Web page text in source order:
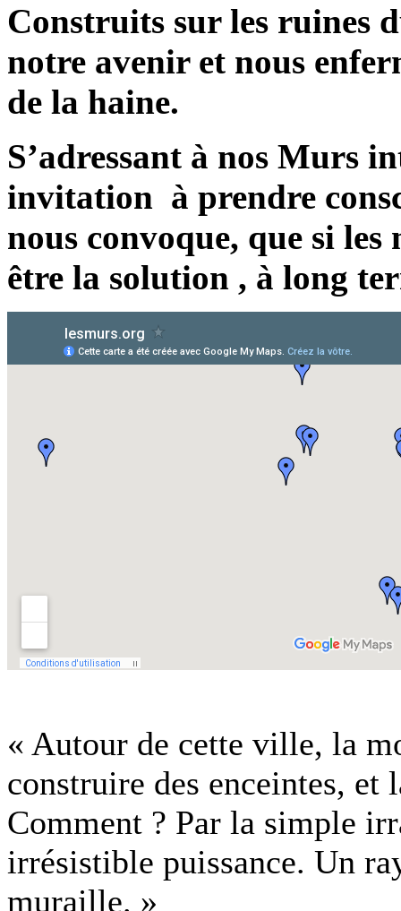
Construits sur les ruines
notre avenir et nous
de la haine.
S’adressant à nos Murs
invitation à prendre
nous convoque, que si
être la solution , à long
« Autour de cette ville, la
construire des enceintes,
Comment ? Par la simple
irrésistible puissance. Un
muraille. »